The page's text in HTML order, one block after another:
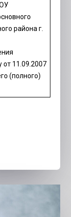
района г.
11.09.2007
(полного)